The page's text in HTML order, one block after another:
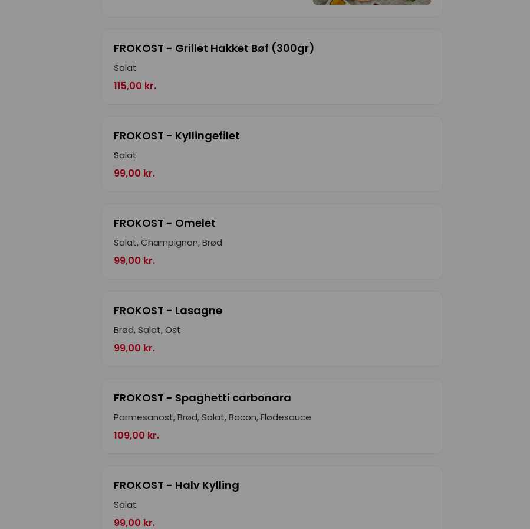
FROKOST - Grillet Hakket Bøf (300gr)
Salat
115,00 kr.
FROKOST - Kyllingefilet
Salat
99,00 kr.
FROKOST - Omelet
Salat, Champignon, Brød
99,00 kr.
FROKOST - Lasagne
Brød, Salat, Ost
99,00 kr.
FROKOST - Spaghetti carbonara
Parmesanost, Brød, Salat, Bacon, Flødesauce
109,00 kr.
FROKOST - Halv Kylling
Salat
99,00 kr.